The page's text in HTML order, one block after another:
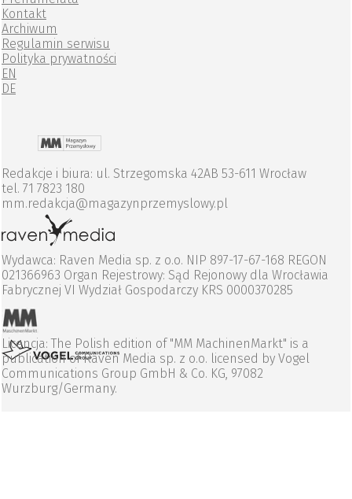
Kontakt
Archiwum
Regulamin serwisu
Polityka prywatności
EN
DE
Redakcje i biura: ul. Strzegomska 42AB 53-611 Wrocław
tel. 71 7823 180
mm.redakcja@magazynprzemyslowy.pl
Wydawca: Raven Media sp. z o.o. NIP 897-17-67-168 REGON
021366963 Organ Rejestrowy: Sąd Rejonowy dla Wrocławia
Fabrycznej VI Wydział Gospodarczy KRS 0000370285
Licencja: The Polish edition of "MM MachinenMarkt" is a
publication of Raven Media sp. z o.o. licensed by Vogel
Communications Group GmbH & Co. KG, 97082
Wurzburg/Germany.